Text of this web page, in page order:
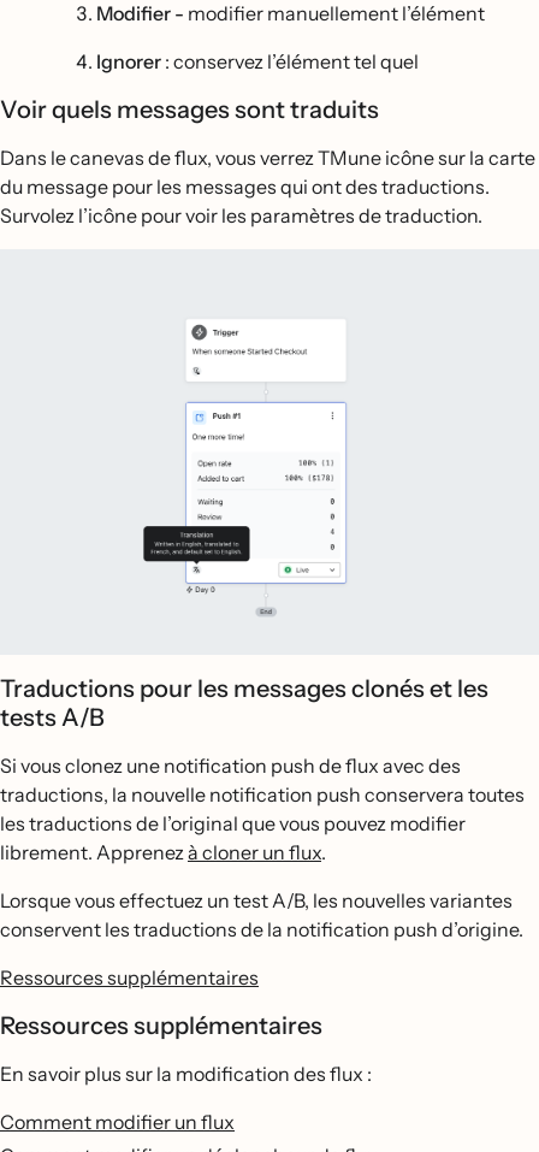
Modifier - modifier manuellement l’élément
Ignorer : conservez l’élément tel quel
Voir quels messages sont traduits
Dans le canevas de flux, vous verrez TMune icône sur la carte
du message pour les messages qui ont des traductions.
Survolez l’icône pour voir les paramètres de traduction.
Traductions pour les messages clonés et les
tests A/B
Si vous clonez une notification push de flux avec des
traductions, la nouvelle notification push conservera toutes
les traductions de l’original que vous pouvez modifier
librement. Apprenez à cloner un flux.
Lorsque vous effectuez un test A/B, les nouvelles variantes
conservent les traductions de la notification push d’origine.
Ressources supplémentaires
Ressources supplémentaires
En savoir plus sur la modification des flux :
Comment modifier un flux